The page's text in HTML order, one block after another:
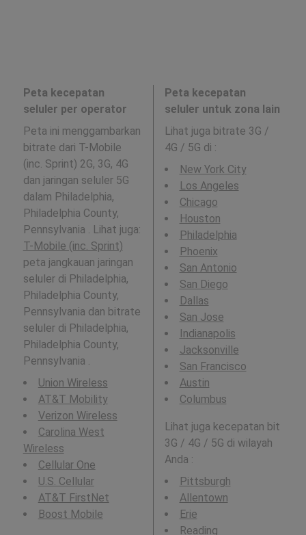
Peta kecepatan
seluler per operator
Peta ini menggambarkan
bitrate dari T-Mobile
(inc. Sprint) 2G, 3G, 4G
dan jaringan seluler 5G
dalam Philadelphia,
Philadelphia County,
Pennsylvania . Lihat juga:
T-Mobile (inc. Sprint)
peta jangkauan jaringan
seluler di Philadelphia,
Philadelphia County,
Pennsylvania dan bitrate
seluler di Philadelphia,
Philadelphia County,
Pennsylvania .
Union Wireless
AT&T Mobility
Verizon Wireless
Carolina West
Wireless
Cellular One
U.S. Cellular
AT&T FirstNet
Boost Mobile
Peta kecepatan
seluler untuk zona lain
Lihat juga bitrate 3G /
4G / 5G di :
New York City
Los Angeles
Chicago
Houston
Philadelphia
Phoenix
San Antonio
San Diego
Dallas
San Jose
Indianapolis
Jacksonville
San Francisco
Austin
Columbus
Lihat juga kecepatan bit
3G / 4G / 5G di wilayah
Anda :
Pittsburgh
Allentown
Erie
Reading